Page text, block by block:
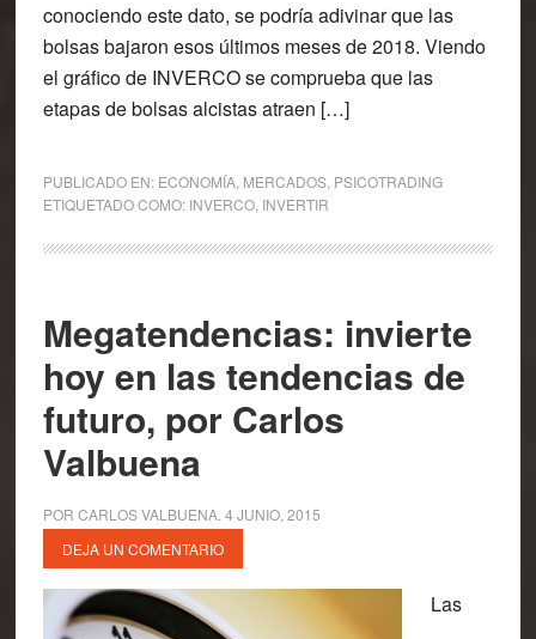
conociendo este dato, se podría adivinar que las
bolsas bajaron esos últimos meses de 2018. Viendo
el gráfico de INVERCO se comprueba que las
etapas de bolsas alcistas atraen […]
PUBLICADO EN: ECONOMÍA, MERCADOS, PSICOTRADING
ETIQUETADO COMO: INVERCO, INVERTIR
Megatendencias: invierte
hoy en las tendencias de
futuro, por Carlos
Valbuena
POR CARLOS VALBUENA. 4 JUNIO, 2015
DEJA UN COMENTARIO
Las